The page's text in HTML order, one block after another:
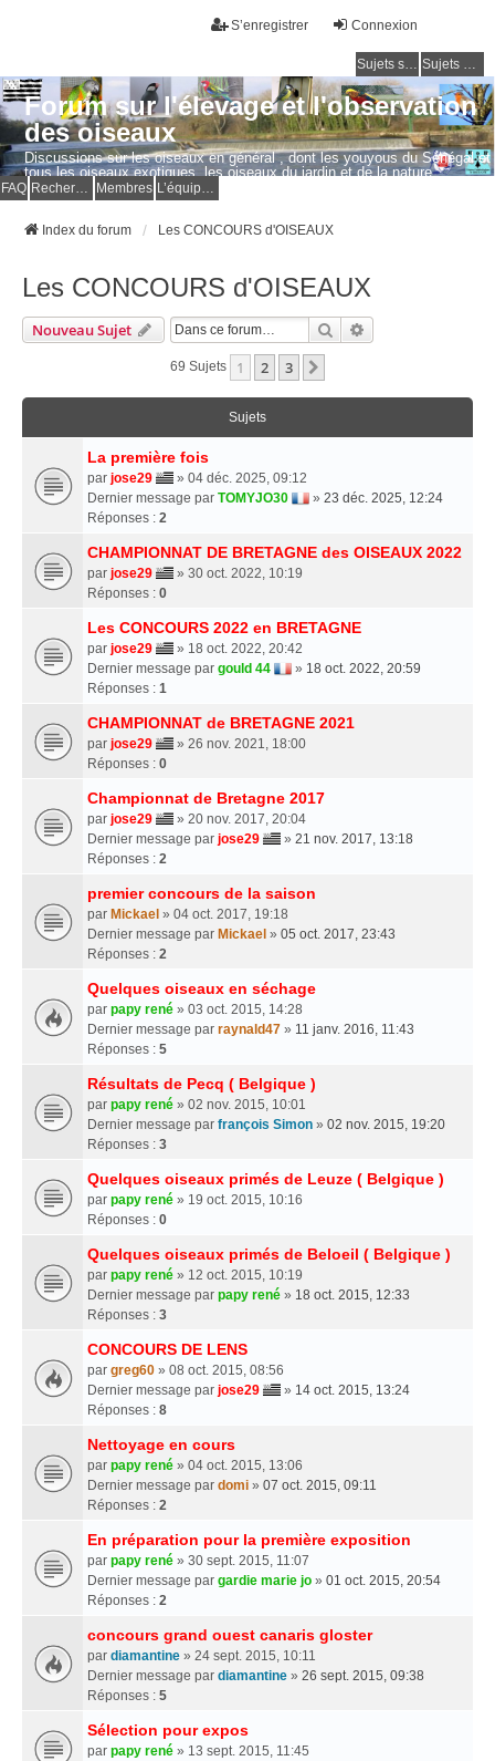
Connexion
S’enregistrer
Sujets sans réponse Sujets actifs
Forum sur l'élevage et l'observation
des oiseaux
Discussions sur les oiseaux en général , dont les youyous du Sénégal et
tous les oiseaux exotiques, les oiseaux du jardin et de la nature.
Questions, photos, expériences.
FAQ Membres
Index du forum Les CONCOURS d'OISEAUX
Les CONCOURS d'OISEAUX
Nouveau Sujet Rechercher
69 Sujets 1 2 3
Sujets
La première fois
par jose29
» 04 déc. 2025, 09:12
Dernier message par TOMYJO30 » 23 déc. 2025, 12:24
Réponses : 2
CHAMPIONNAT DE BRETAGNE des OISEAUX 2022
par jose29
» 30 oct. 2022, 10:19
Réponses : 0
Les CONCOURS 2022 en BRETAGNE
par jose29
» 18 oct. 2022, 20:42
Dernier message par gould 44 » 18 oct. 2022, 20:59
Réponses : 1
CHAMPIONNAT de BRETAGNE 2021
par jose29
» 26 nov. 2021, 18:00
Réponses : 0
Championnat de Bretagne 2017
par jose29
» 20 nov. 2017, 20:04
Dernier message par jose29 » 21 nov. 2017, 13:18
Réponses : 2
premier concours de la saison
par Mickael » 04 oct. 2017, 19:18
Dernier message par Mickael » 05 oct. 2017, 23:43
Réponses : 2
Quelques oiseaux en séchage
par papy rené » 03 oct. 2015, 14:28
Dernier message par raynald47 » 11 janv. 2016, 11:43
Réponses : 5
Résultats de Pecq ( Belgique )
par papy rené » 02 nov. 2015, 10:01
Dernier message par françois Simon » 02 nov. 2015, 19:20
Réponses : 3
Quelques oiseaux primés de Leuze ( Belgique )
par papy rené » 19 oct. 2015, 10:16
Réponses : 0
Quelques oiseaux primés de Beloeil ( Belgique )
par papy rené » 12 oct. 2015, 10:19
Dernier message par papy rené » 18 oct. 2015, 12:33
Réponses : 3
CONCOURS DE LENS
par greg60 » 08 oct. 2015, 08:56
Dernier message par jose29 » 14 oct. 2015, 13:24
Réponses : 8
Nettoyage en cours
par papy rené » 04 oct. 2015, 13:06
Dernier message par domi » 07 oct. 2015, 09:11
Réponses : 2
En préparation pour la première exposition
par papy rené » 30 sept. 2015, 11:07
Dernier message par gardie marie jo » 01 oct. 2015, 20:54
Réponses : 2
concours grand ouest canaris gloster
par diamantine » 24 sept. 2015, 10:11
Dernier message par diamantine » 26 sept. 2015, 09:38
Réponses : 5
Sélection pour expos
par papy rené » 13 sept. 2015, 11:45